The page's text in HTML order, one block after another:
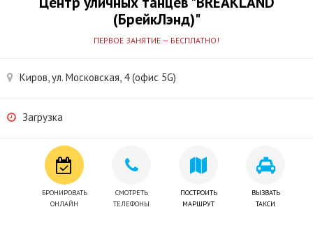
(БрейкЛэнд)"
ПЕРВОЕ ЗАНЯТИЕ — БЕСПЛАТНО!
Киров, ул. Московская, 4 (офис 5G)
Загрузка
БРОНИРОВАТЬ
ОНЛАЙН
СМОТРЕТЬ
ТЕЛЕФОНЫ
ПОСТРОИТЬ
МАРШРУТ
ВЫЗВАТЬ
ТАКСИ